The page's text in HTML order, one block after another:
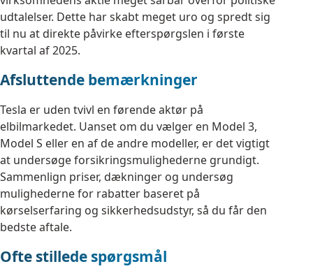
udtalelser. Dette har skabt meget uro og spredt sig
til nu at direkte påvirke efterspørgslen i første
kvartal af 2025.
Afsluttende bemærkninger
Tesla er uden tvivl en førende aktør på
elbilmarkedet. Uanset om du vælger en Model 3,
Model S eller en af de andre modeller, er det vigtigt
at undersøge forsikringsmulighederne grundigt.
Sammenlign priser, dækninger og undersøg
mulighederne for rabatter baseret på
kørselserfaring og sikkerhedsudstyr, så du får den
bedste aftale.
Ofte stillede spørgsmål